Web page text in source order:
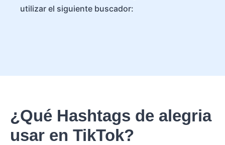
utilizar el siguiente buscador:
¿Qué Hashtags de alegria
usar en TikTok?